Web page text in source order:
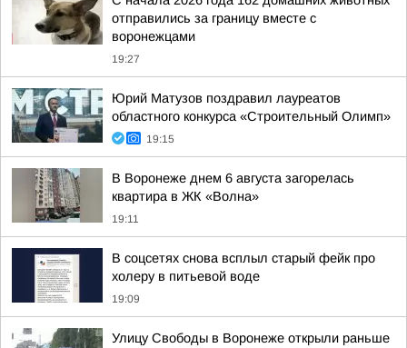
отправились за границу вместе с
воронежцами
19:27
Юрий Матузов поздравил лауреатов
областного конкурса «Строительный Олимп»
19:15
В Воронеже днем 6 августа загорелась
квартира в ЖК «Волна»
19:11
В соцсетях снова всплыл старый фейк про
холеру в питьевой воде
19:09
Улицу Свободы в Воронеже открыли раньше